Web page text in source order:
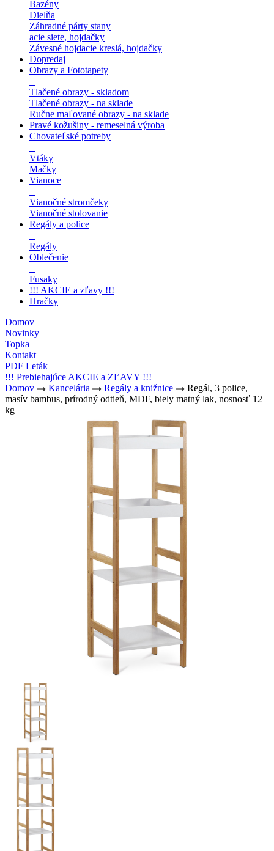
Bazény
Dielňa
Záhradné párty stany
acie siete, hojdačky
Závesné hojdacie kreslá, hojdačky
Dopredaj
Obrazy a Fototapety
+
Tlačené obrazy - skladom
Tlačené obrazy - na sklade
Ručne maľované obrazy - na sklade
Pravé kožušiny - remeselná výroba
Chovateľské potreby
+
Vtáky
Mačky
Vianoce
+
Vianočné stromčeky
Vianočné stolovanie
Regály a police
+
Regály
Oblečenie
+
Fusaky
!!! AKCIE a zľavy !!!
Hračky
Domov
Novinky
Topka
Kontakt
PDF Leták
!!! Prebiehajúce AKCIE a ZĽAVY !!!
Domov
Kancelária Regály a knižnice
Regál, 3 police,
masív bambus, prírodný odtieň, MDF, biely matný lak, nosnosť 12
kg